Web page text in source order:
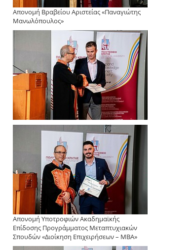
Απονομή Βραβείου Αριστείας «Παναγιώτης
Μανωλόπουλος»
Απονομή Υποτροφιών Ακαδημαϊκής
Επίδοσης Προγράμματος Μεταπτυχιακών
Σπουδών «Διοίκηση Επιχειρήσεων – MBA»